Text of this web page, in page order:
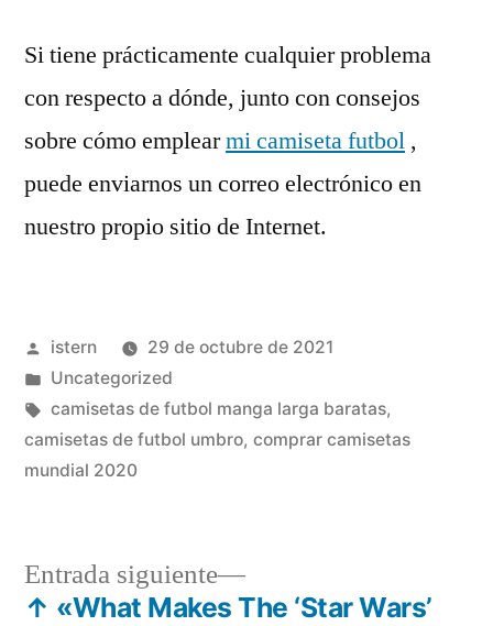
Si tiene prácticamente cualquier problema
con respecto a dónde, junto con consejos
sobre cómo emplearmi camiseta futbol ,
puede enviarnos un correo electrónico en
nuestro propio sitio de Internet.
Publicado
por
istern
29 de octubre de 2021
Publicado
en
Uncategorized
Etiquetas:
camisetas de futbol manga larga baratas,
camisetas de futbol umbro, comprar camisetas
mundial 2020
Entrada siguiente
Entrada
siguiente:
↑ «What Makes The ‘Star Wars’